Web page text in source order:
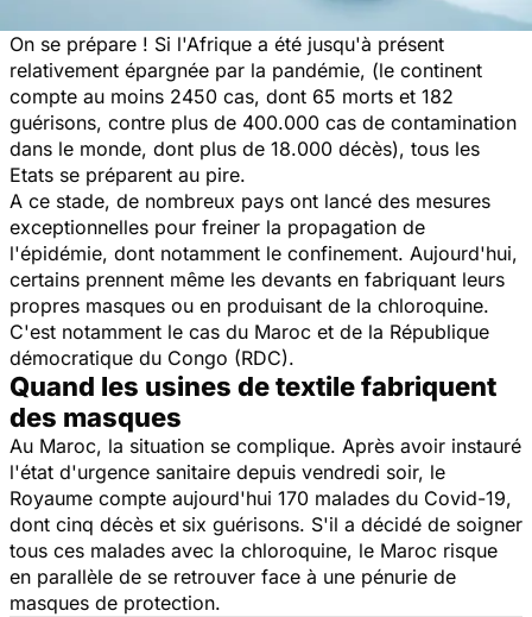
On se prépare ! Si l'Afrique a été jusqu'à présent
relativement épargnée par la pandémie, (le continent
compte au moins 2450 cas, dont 65 morts et 182
guérisons, contre plus de 400.000 cas de contamination
dans le monde, dont plus de 18.000 décès), tous les
Etats se préparent au pire.
A ce stade, de nombreux pays ont lancé des mesures
exceptionnelles pour freiner la propagation de
l'épidémie, dont notamment le confinement. Aujourd'hui,
certains prennent même les devants en fabriquant leurs
propres masques ou en produisant de la chloroquine.
C'est notamment le cas du Maroc et de la République
démocratique du Congo (RDC).
Quand les usines de textile fabriquent
des masques
Au Maroc, la situation se complique. Après avoir instauré
l'état d'urgence sanitaire depuis vendredi soir, le
Royaume compte aujourd'hui 170 malades du Covid-19,
dont cinq décès et six guérisons. S'il a décidé de soigner
tous ces malades avec la chloroquine, le Maroc risque
en parallèle de se retrouver face à une pénurie de
masques de protection.